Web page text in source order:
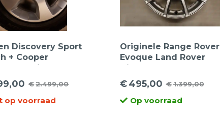
Discovery Sport
+ Cooper
Discoverer
XL
€2.499,00
op voorraad
Originele Range Rover
Evoque Land Rover
Discovery Sport BJ32-
1007-AE lichtmetalen
velgen 17 inch
€1.399,00
Oorspronkelijke
prijs
€495,00
Huidige
prijsOp voorraad